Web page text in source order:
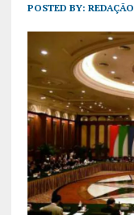
POSTED BY: